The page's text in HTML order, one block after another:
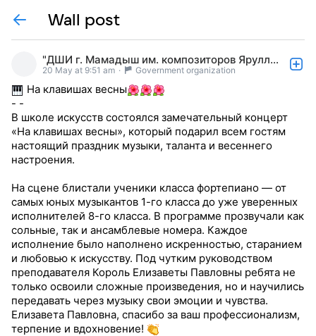
Wall post
"ДШИ г. Мамадыш им. композиторов Яруллиных"
20 May at 9:51 am · Government organization
На клавишах весны
- -
В школе искусств состоялся замечательный концерт
«На клавишах весны», который подарил всем гостям
настоящий праздник музыки, таланта и весеннего
настроения.
На сцене блистали ученики класса фортепиано — от
самых юных музыкантов 1-го класса до уже уверенных
исполнителей 8-го класса. В программе прозвучали как
сольные, так и ансамблевые номера. Каждое
исполнение было наполнено искренностью, старанием
и любовью к искусству. Под чутким руководством
преподавателя Король Елизаветы Павловны ребята не
только освоили сложные произведения, но и научились
передавать через музыку свои эмоции и чувства.
Елизавета Павловна, спасибо за ваш профессионализм,
терпение и вдохновение!